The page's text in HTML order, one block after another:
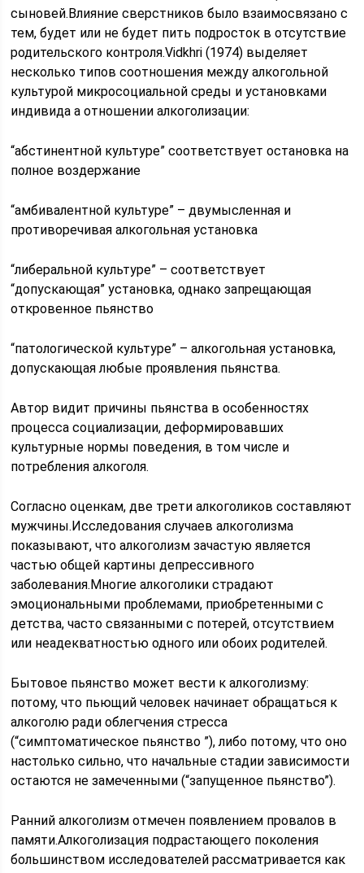
сыновей.Влияние сверстников было взаимосвязано с
тем, будет или не будет пить подросток в отсутствие
родительского контроля.Vidkhri (1974) выделяет
несколько типов соотношения между алкогольной
культурой микросоциальной среды и установками
индивида а отношении алкоголизации:
“абстинентной культуре” соответствует остановка на
полное воздержание
“амбивалентной культуре” – двумысленная и
противоречивая алкогольная установка
“либеральной культуре” – соответствует
“допускающая” установка, однако запрещающая
откровенное пьянство
“патологической культуре” – алкогольная установка,
допускающая любые проявления пьянства.
Автор видит причины пьянства в особенностях
процесса социализации, деформировавших
культурные нормы поведения, в том числе и
потребления алкоголя.
Согласно оценкам, две трети алкоголиков составляют
мужчины.Исследования случаев алкоголизма
показывают, что алкоголизм зачастую является
частью общей картины депрессивного
заболевания.Многие алкоголики страдают
эмоциональными проблемами, приобретенными с
детства, часто связанными с потерей, отсутствием
или неадекватностью одного или обоих родителей.
Бытовое пьянство может вести к алкоголизму:
потому, что пьющий человек начинает обращаться к
алкоголю ради облегчения стресса
(“симптоматическое пьянство ”), либо потому, что оно
настолько сильно, что начальные стадии зависимости
остаются не замеченными (“запущенное пьянство”).
Ранний алкоголизм отмечен появлением провалов в
памяти.Алкоголизация подрастающего поколения
большинством исследователей рассматривается как